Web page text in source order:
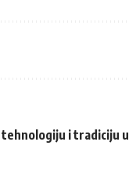
tehnologiju i tradiciju u